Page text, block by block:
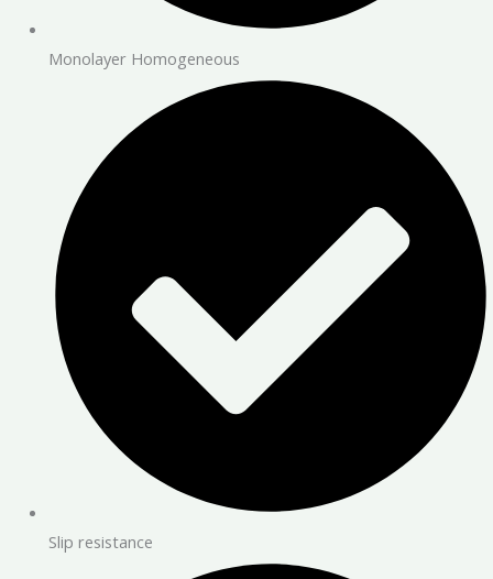
Monolayer Homogeneous
Slip resistance